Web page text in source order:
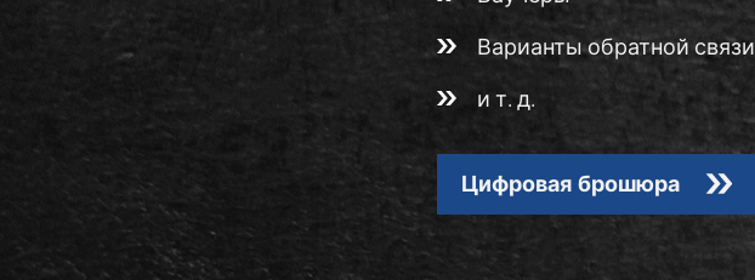
Варианты обратной связи
и т. д.
Цифровая брошюра